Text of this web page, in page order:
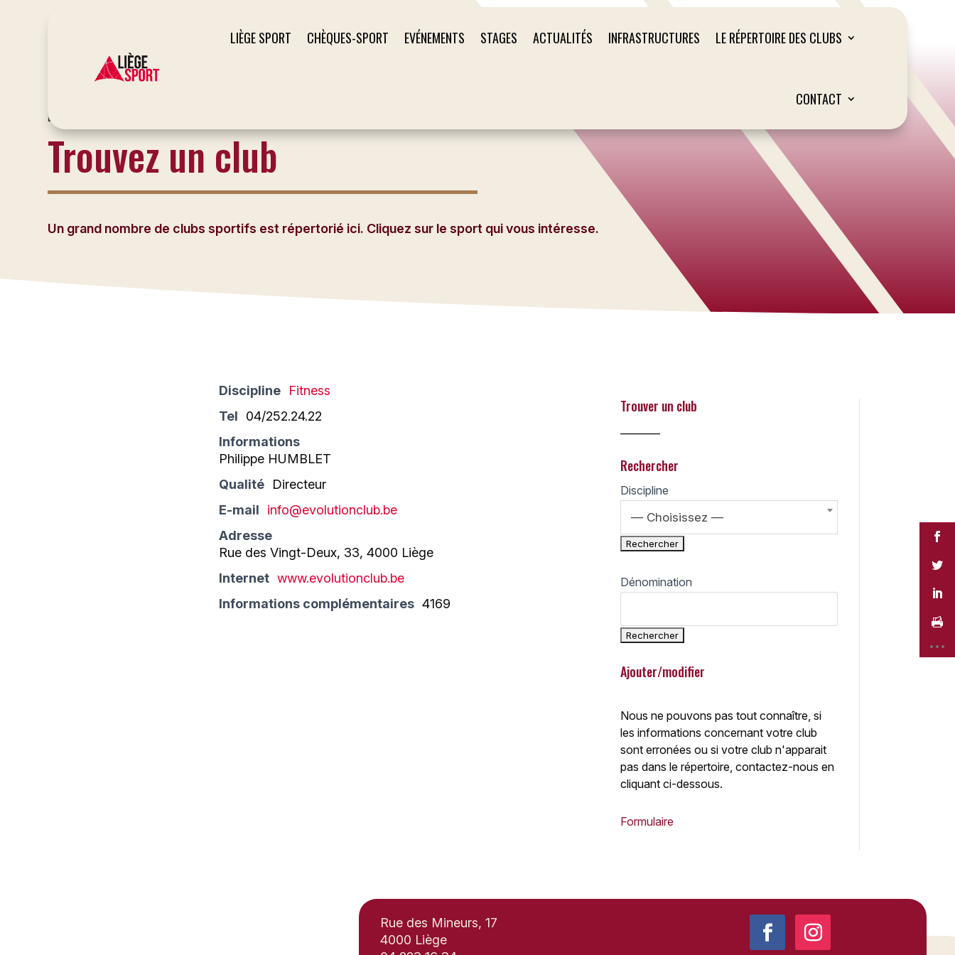
LIÈGE SPORT CHÈQUES-SPORT EVÉNEMENTS STAGES ACTUALITÉS INFRASTRUCTURES LE RÉPERTOIRE DES CLUBS
CONTACT
LE SITE DU SPORT À LIÈGE
Trouvez un club
Un grand nombre de clubs sportifs est répertorié ici. Cliquez sur le sport qui vous intéresse.
Discipline
Fitness
Tel
04/252.24.22
Informations
Philippe HUMBLET
Qualité
Directeur
E-mail
info@evolutionclub.be
Adresse
Rue des Vingt-Deux, 33, 4000 Liège
Internet www.evolutionclub.be
Informations complémentaires 4169
Trouver un club
Rechercher
Discipline
— Choisissez —
Dénomination
Ajouter/modifier
Nous ne pouvons pas tout connaître, si
les informations concernant votre club
sont erronées ou si votre club n'apparait
pas dans le répertoire, contactez-nous en
cliquant ci-dessous.
Formulaire
Rue des Mineurs, 17
4000 Liège